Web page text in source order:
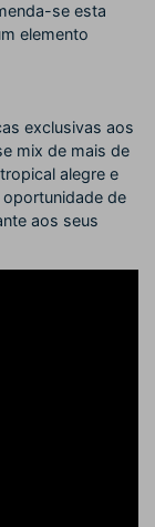
se esta
elemento
exclusivas aos
mix de mais de
alegre e
de
aos seus